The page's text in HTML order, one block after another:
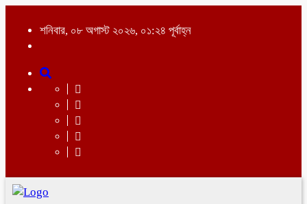
শনিবার, ০৮ অগাস্ট ২০২৬, ০১:২৪ পূর্বাহ্ন